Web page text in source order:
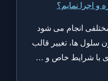
و اجرا نمایم؟
انجام می شود
سلول ها، تغییر قالب
با شرایط خاص و …